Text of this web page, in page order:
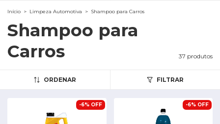
Início > Limpeza Automotiva > Shampoo para Carros
Shampoo para
Carros
37 produtos
ORDENAR FILTRAR
-6% OFF -6% OFF